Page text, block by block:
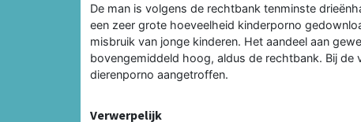
De man is volgens de rechtbank tenminste
een zeer grote hoeveelheid kinderporno
misbruik van jonge kinderen. Het aandeel aan
bovengemiddeld hoog, aldus de rechtbank. Bij
dierenporno aangetroffen.
Verwerpelijk